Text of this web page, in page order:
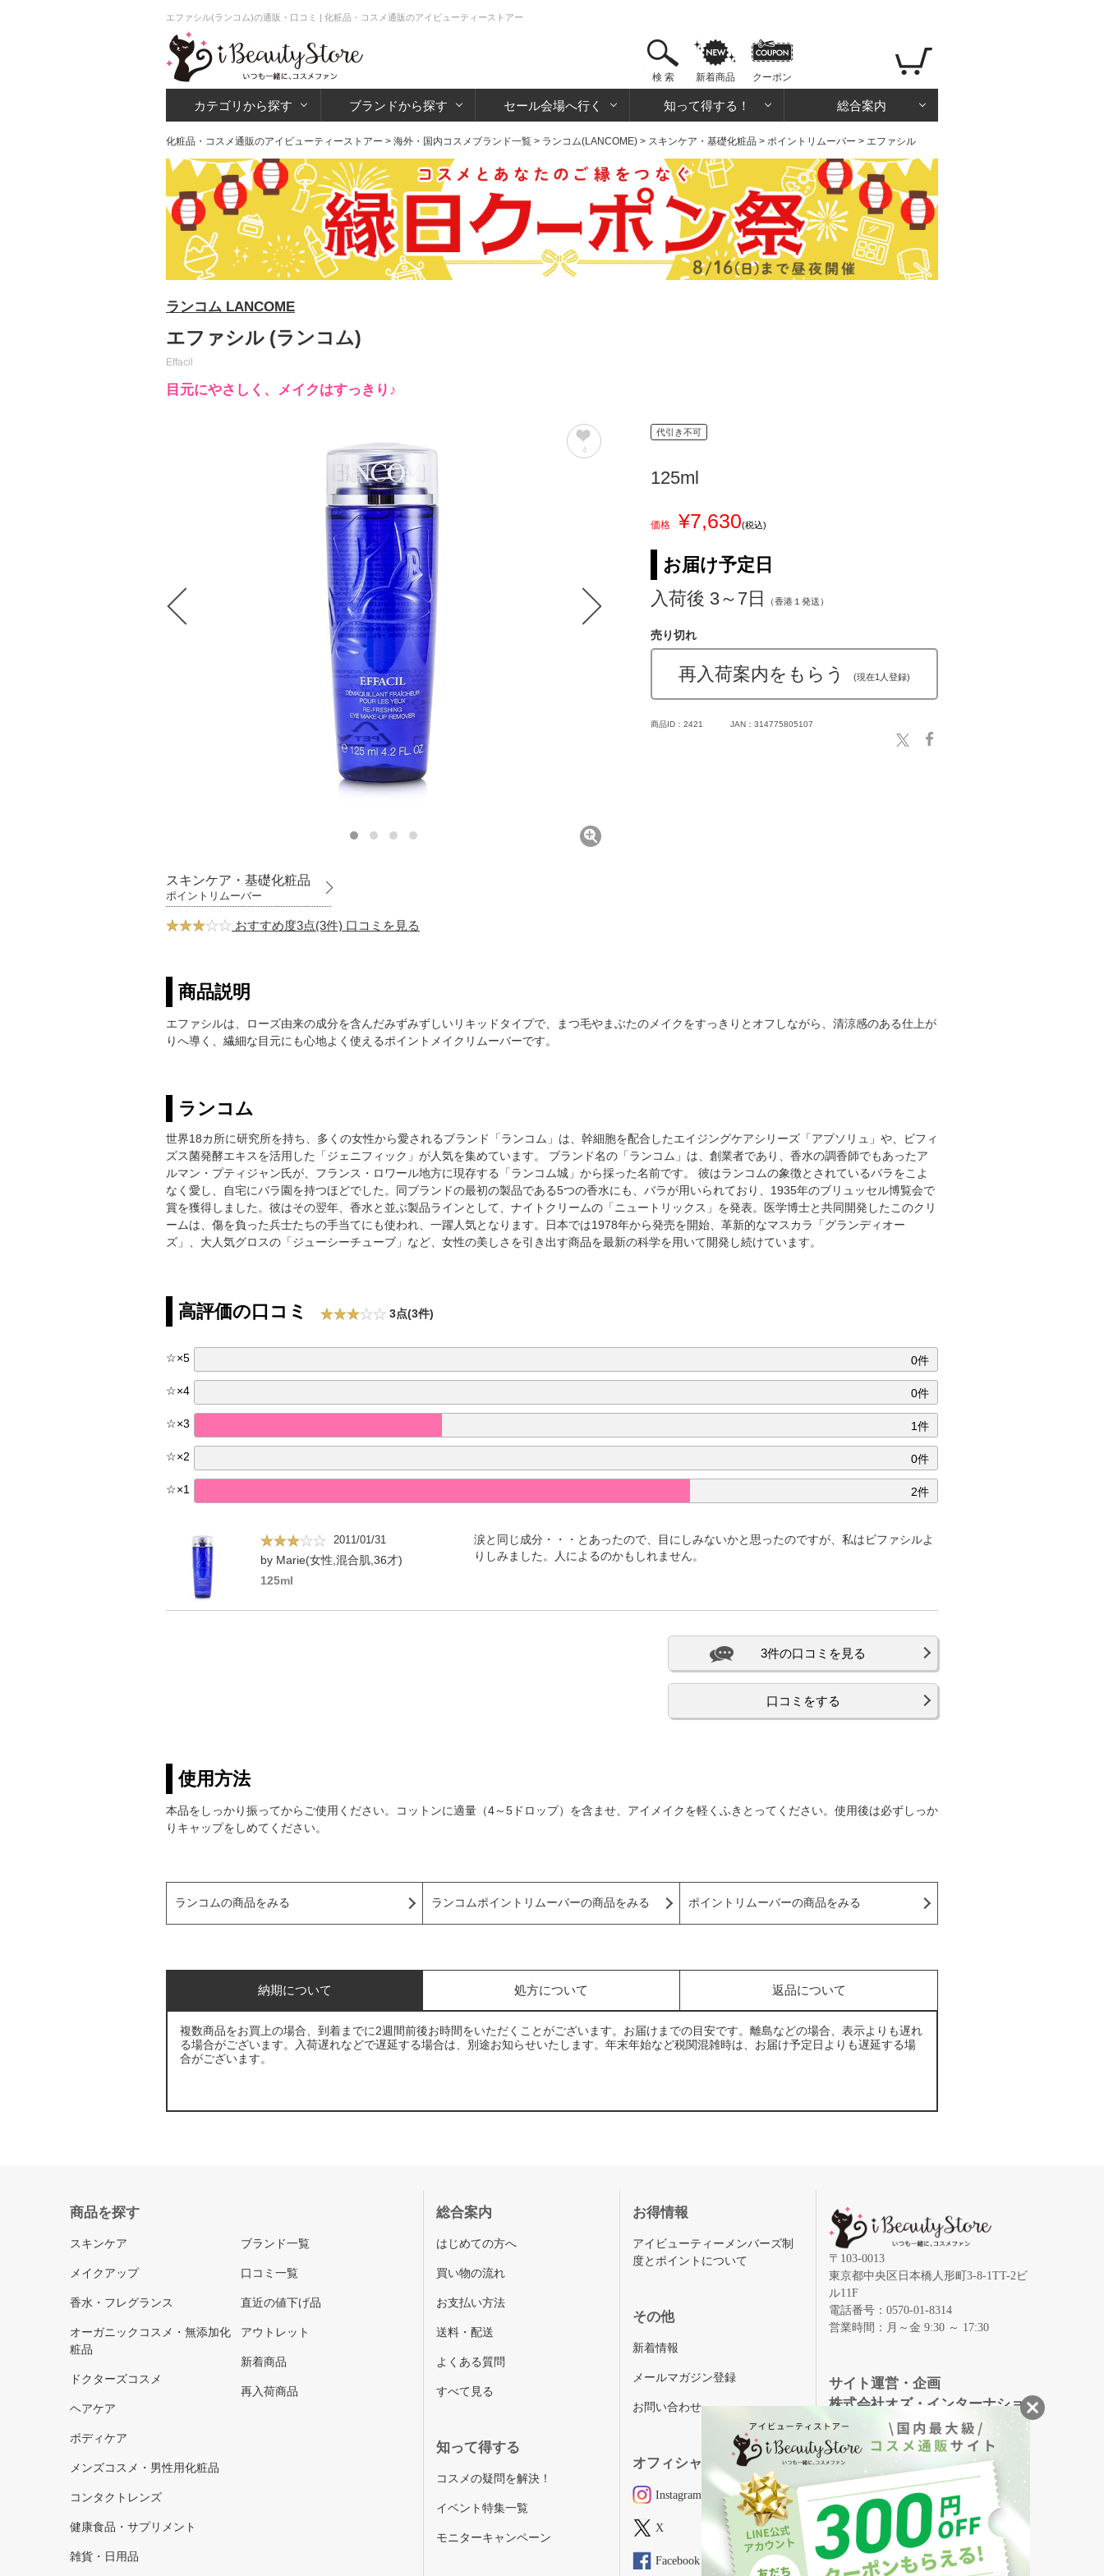
エファシル(ランコム)の通販・口コミ | 化粧品・コスメ通販のアイビューティーストアー
検 索 新着商品 クーポン
カテゴリから探す ブランドから探す セール会場へ行く 知って得する！ 総合案内
化粧品・コスメ通販のアイビューティーストアー > 海外・国内コスメブランド一覧 > ランコム(LANCOME) > スキンケア・基礎化粧品 > ポイントリムーバー > エファシル
ランコム LANCOME
エファシル (ランコム)
Effacil
目元にやさしく、メイクはすっきり♪
4
スキンケア・基礎化粧品
ポイントリムーバー
おすすめ度3点(3件) 口コミを見る
代引き不可
125ml
価格 ¥7,630(税込)
お届け予定日
入荷後 3～7日
（香港１発送）
売り切れ
再入荷案内をもらう (現在1人登録)
商品ID：2421 JAN：314775805107
商品説明
エファシルは、ローズ由来の成分を含んだみずみずしいリキッドタイプで、まつ毛やまぶたのメイクをすっきりとオフしながら、清涼感のある仕上が
りへ導く、繊細な目元にも心地よく使えるポイントメイクリムーバーです。
ランコム
世界18カ所に研究所を持ち、多くの女性から愛されるブランド「ランコム」は、幹細胞を配合したエイジングケアシリーズ「アプソリュ」や、ビフィ
ズス菌発酵エキスを活用した「ジェニフィック」が人気を集めています。 ブランド名の「ランコム」は、創業者であり、香水の調香師でもあったア
ルマン・プティジャン氏が、フランス・ロワール地方に現存する「ランコム城」から採った名前です。 彼はランコムの象徴とされているバラをこよ
なく愛し、自宅にバラ園を持つほどでした。同ブランドの最初の製品である5つの香水にも、バラが用いられており、1935年のブリュッセル博覧会で
賞を獲得しました。彼はその翌年、香水と並ぶ製品ラインとして、ナイトクリームの「ニュートリックス」を発表。医学博士と共同開発したこのクリ
ームは、傷を負った兵士たちの手当てにも使われ、一躍人気となります。日本では1978年から発売を開始、革新的なマスカラ「グランディオー
ズ」、大人気グロスの「ジューシーチューブ」など、女性の美しさを引き出す商品を最新の科学を用いて開発し続けています。
高評価の口コミ 3点(3件)
☆×5 0件
☆×4 0件
☆×3 1件
☆×2 0件
☆×1 2件
2011/01/31
by Marie(女性,混合肌,36才)
125ml
涙と同じ成分・・・とあったので、目にしみないかと思ったのですが、私はビファシルよ
りしみました。人によるのかもしれません。
3件の口コミを見る
口コミをする
使用方法
本品をしっかり振ってからご使用ください。コットンに適量（4～5ドロップ）を含ませ、アイメイクを軽くふきとってください。使用後は必ずしっか
りキャップをしめてください。
ランコムの商品をみる ランコムポイントリムーバーの商品をみる ポイントリムーバーの商品をみる
納期について 処方について 返品について
複数商品をお買上の場合、到着までに2週間前後お時間をいただくことがございます。お届けまでの目安です。離島などの場合、表示よりも遅れ
る場合がございます。入荷遅れなどで遅延する場合は、別途お知らせいたします。年末年始など税関混雑時は、お届け予定日よりも遅延する場
合がございます。
商品を探す
スキンケア
メイクアップ
香水・フレグランス
オーガニックコスメ・無添加化
粧品
ドクターズコスメ
ヘアケア
ボディケア
メンズコスメ・男性用化粧品
コンタクトレンズ
健康食品・サプリメント
雑貨・日用品
ブランド一覧
口コミ一覧
直近の値下げ品
アウトレット
新着商品
再入荷商品
総合案内
はじめての方へ
買い物の流れ
お支払い方法
送料・配送
よくある質問
すべて見る
知って得する
コスメの疑問を解決！
イベント特集一覧
モニターキャンペーン
お得情報
アイビューティーメンバーズ制
度とポイントについて
その他
新着情報
メールマガジン登録
お問い合わせ
オフィシャルSNS
Instagram
X
Facebook
〒103-0013
東京都中央区日本橋人形町3-8-1TT-2ビ
ル11F
電話番号：0570-01-8314
営業時間：月～金 9:30 ～ 17:30
サイト運営・企画
株式会社オズ・インターナショ
ナル
創業150年、英国伝統の最高級猪毛ハン
ドメイドヘアブラシ
メイソンピアソン